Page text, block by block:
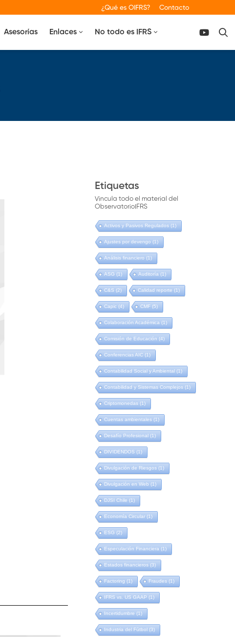
¿Qué es OIFRS? Contacto
Asesorías Enlaces No todo es IFRS
Etiquetas
Vincula todo el material del
ObservatorioIFRS
Activos y Pasivos Regulados (1)
Ajustes por devengo (1)
Análisis financiero (1)
ASG (1) Auditoría (1)
C&S (2) Calidad reporte (1)
Capic (4) CMF (5)
Colaboración Académica (1)
Comisión de Educación (4)
Conferencias AIC (1)
Contabilidad Social y Ambiental (1)
Contabilidad y Sistemas Complejos (1)
Criptomonedas (1)
Cuentas ambientales (1)
Desafío Profesional (1)
DIVIDENDOS (1)
Divulgación de Riesgos (1)
Divulgación en Web (1)
DJSI Chile (1)
Economía Circular (1)
ESG (2)
Especulación Financiera (1)
Estados financieros (3)
Factoring (1) Fraudes (1)
IFRS vs. US GAAP (1)
Incertidumbre (1)
Industria del Fútbol (3)